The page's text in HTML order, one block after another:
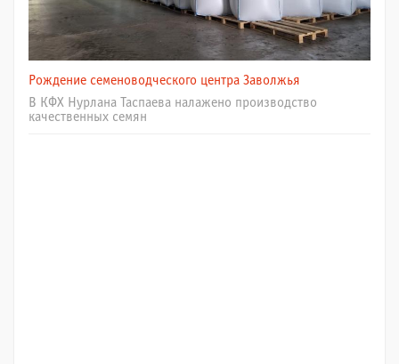
Рождение семеноводческого центра Заволжья
В КФХ Нурлана Таспаева налажено производство
качественных семян